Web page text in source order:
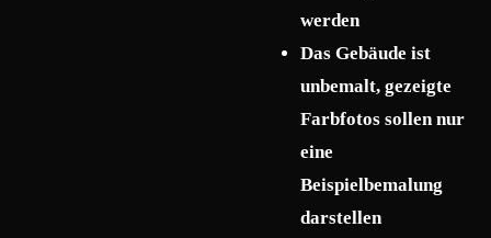
werden
Das Gebäude ist
unbemalt, gezeigte
Farbfotos sollen nur
eine
Beispielbemalung
darstellen